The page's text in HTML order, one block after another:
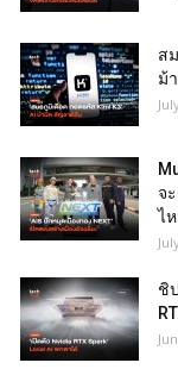
ส
ม้
จ
ไ
ชิ